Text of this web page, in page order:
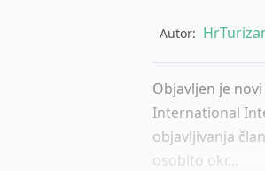
Autor:
Objavljen je
International
objavljivanja
osobito okr...